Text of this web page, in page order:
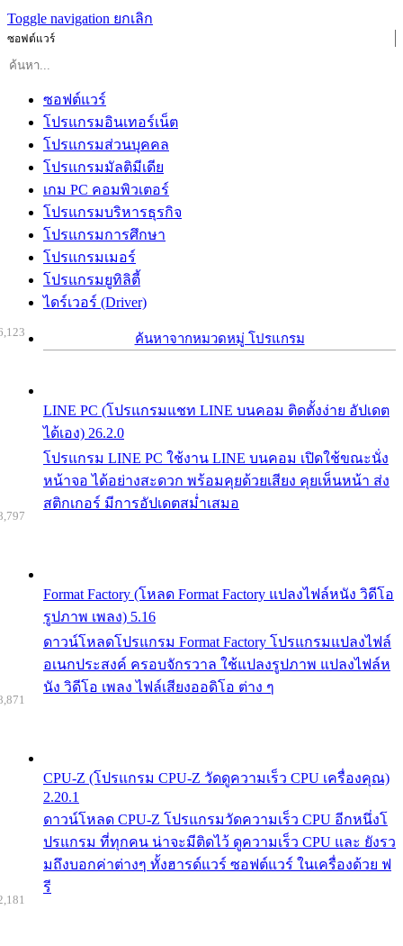
Toggle navigation ยกเลิก
ซอฟต์แวร์
ซอฟต์แวร์
โปรแกรมอินเทอร์เน็ต
โปรแกรมส่วนบุคคล
โปรแกรมมัลติมีเดีย
เกม PC คอมพิวเตอร์
โปรแกรมบริหารธุรกิจ
โปรแกรมการศึกษา
โปรแกรมเมอร์
โปรแกรมยูทิลิตี้
ไดร์เวอร์ (Driver)
ค้นหาจากหมวดหมู่ โปรแกรม
LINE PC (โปรแกรมแชท LINE บนคอม ติดตั้งง่าย อัปเดต
ได้เอง) 26.2.0
โปรแกรม LINE PC ใช้งาน LINE บนคอม เปิดใช้ขณะนั่ง
หน้าจอ ได้อย่างสะดวก พร้อมคุยด้วยเสียง คุยเห็นหน้า ส่ง
สติกเกอร์ มีการอัปเดตสม่ำเสมอ
Format Factory (โหลด Format Factory แปลงไฟล์หนัง วิดีโอ
รูปภาพ เพลง) 5.16
ดาวน์โหลดโปรแกรม Format Factory โปรแกรมแปลงไฟล์
อเนกประสงค์ ครอบจักรวาล ใช้แปลงรูปภาพ แปลงไฟล์ห
นัง วิดีโอ เพลง ไฟล์เสียงออดิโอ ต่าง ๆ
CPU-Z (โปรแกรม CPU-Z วัดดูความเร็ว CPU เครื่องคุณ)
2.20.1
ดาวน์โหลด CPU-Z โปรแกรมวัดความเร็ว CPU อีกหนึ่งโ
ปรแกรม ที่ทุกคน น่าจะมีติดไว้ ดูความเร็ว CPU และ ยังรว
มถึงบอกค่าต่างๆ ทั้งฮารด์แวร์ ซอฟต์แวร์ ในเครื่องด้วย ฟ
รี